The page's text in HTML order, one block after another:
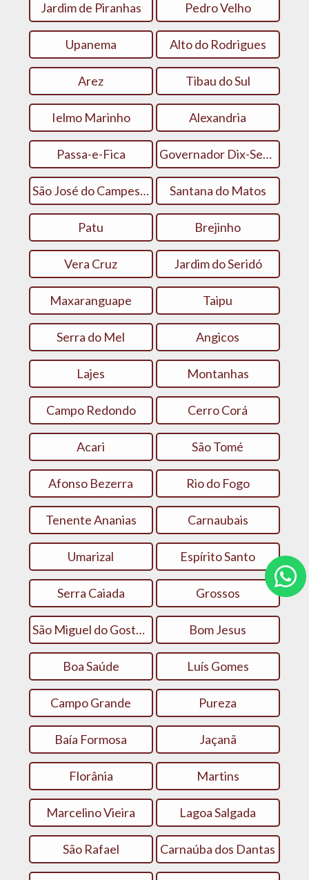
Jardim de Piranhas Pedro Velho
Upanema Alto do Rodrigues
Arez Tibau do Sul
Ielmo Marinho Alexandria
Passa-e-Fica Governador Dix-Sept Rosado
São José do Campestre Santana do Matos
Patu Brejinho
Vera Cruz Jardim do Seridó
Maxaranguape Taipu
Serra do Mel Angicos
Lajes Montanhas
Campo Redondo Cerro Corá
Acari São Tomé
Afonso Bezerra Rio do Fogo
Tenente Ananias Carnaubais
Umarizal Espírito Santo
Serra Caiada Grossos
São Miguel do Gostoso Bom Jesus
Boa Saúde Luís Gomes
Campo Grande Pureza
Baía Formosa Jaçanã
Florânia Martins
Marcelino Vieira Lagoa Salgada
São Rafael Carnaúba dos Dantas